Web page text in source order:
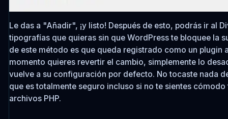
Le das a "Añadir", ¡y listo! Después de esto, podrás ir al
tipografías que quieras sin que WordPress te bloquee la
de este método es que queda registrado como un plugin
momento quieres revertir el cambio, simplemente lo
vuelve a su configuración por defecto. No tocaste nada
que es totalmente seguro incluso si no te sientes
archivos PHP.